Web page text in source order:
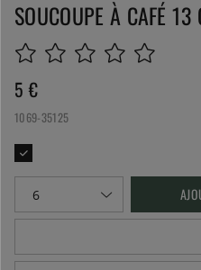
SOUCOUPE À CAFÉ
5 €
1069-35125